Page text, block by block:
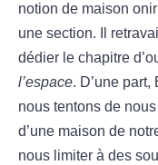
notion de maison
une section. Il
dédier le chapitre
l’espace. D’une
nous tentons de
d’une maison de
nous limiter à des